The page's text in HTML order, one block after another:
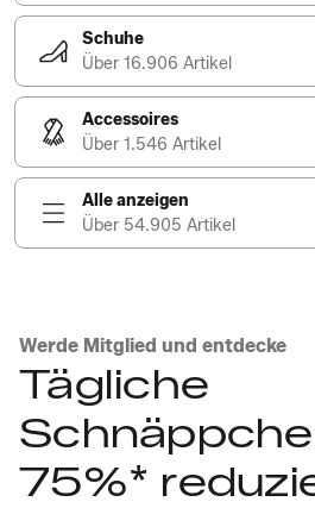
Schuhe
Über 16.906 Artikel
Accessoires
Über 1.546 Artikel
Alle anzeigen
Über 54.905 Artikel
Werde Mitglied und entdecke
Tägliche
75%*